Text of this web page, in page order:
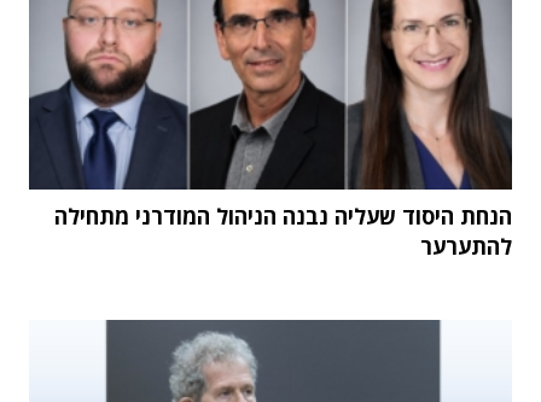
הנחת היסוד שעליה נבנה הניהול המודרני מתחילה
להתערער